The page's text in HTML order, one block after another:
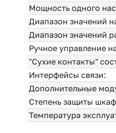
Мощность одного
Диапазон значений
Диапазон значений
Ручное управление
"Сухие контакты"
Интерфейсы связи:
Дополнительные
Степень защиты
Температура